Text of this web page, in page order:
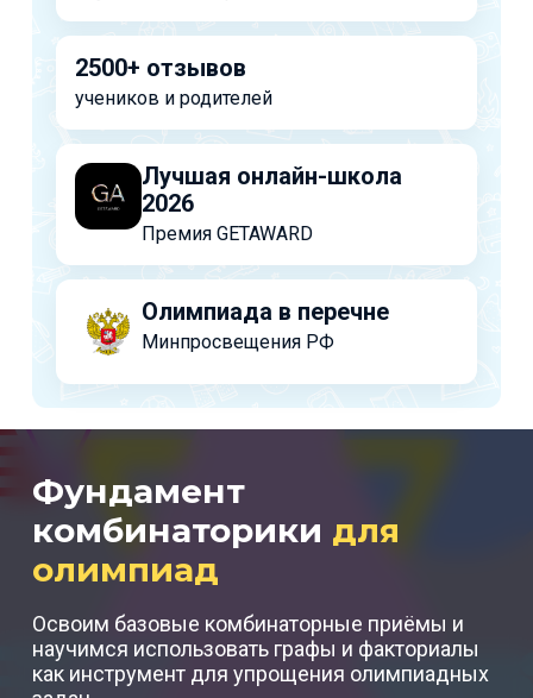
2500+ отзывов
учеников и родителей
Лучшая онлайн-школа
2026
Премия GETAWARD
Олимпиада в перечне
Минпросвещения РФ
Фундамент
комбинаторики для
олимпиад
Освоим базовые комбинаторные приёмы и
научимся использовать графы и факториалы
как инструмент для упрощения олимпиадных